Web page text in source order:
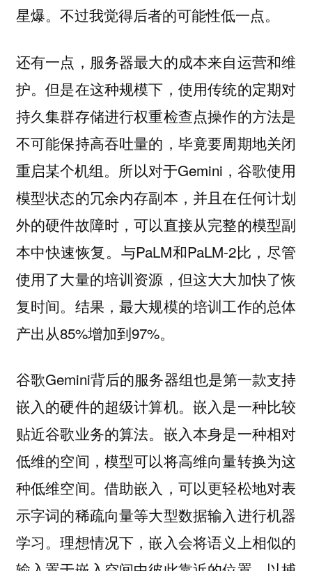
星爆。不过我觉得后者的可能性低一点。
还有一点，服务器最大的成本来自运营和维
护。但是在这种规模下，使用传统的定期对
持久集群存储进行权重检查点操作的方法是
不可能保持高吞吐量的，毕竟要周期地关闭
重启某个机组。所以对于Gemini，谷歌使用
模型状态的冗余内存副本，并且在任何计划
外的硬件故障时，可以直接从完整的模型副
本中快速恢复。与PaLM和PaLM-2比，尽管
使用了大量的培训资源，但这大大加快了恢
复时间。结果，最大规模的培训工作的总体
产出从85%增加到97%。
谷歌Gemini背后的服务器组也是第一款支持
嵌入的硬件的超级计算机。嵌入是一种比较
贴近谷歌业务的算法。嵌入本身是一种相对
低维的空间，模型可以将高维向量转换为这
种低维空间。借助嵌入，可以更轻松地对表
示字词的稀疏向量等大型数据输入进行机器
学习。理想情况下，嵌入会将语义上相似的